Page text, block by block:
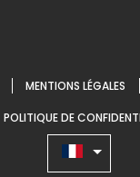
MENTIONS LÉGALES
POLITIQUE DE